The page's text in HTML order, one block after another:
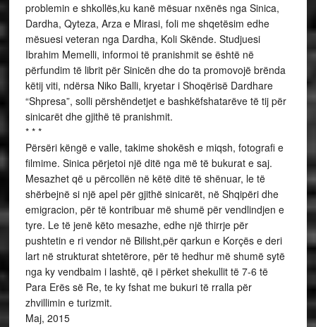
problemin e shkollës,ku kanë mësuar nxënës nga Sinica,
Dardha, Qyteza, Arza e Mirasi, foli me shqetësim edhe
mësuesi veteran nga Dardha, Koli Skënde. Studjuesi
Ibrahim Memelli, informoi të pranishmit se është në
përfundim të librit për Sinicën dhe do ta promovojë brënda
këtij viti, ndërsa Niko Balli, kryetar i Shoqërisë Dardhare
“Shpresa”, solli përshëndetjet e bashkëfshatarëve të tij për
sinicarët dhe gjithë të pranishmit.
* * *
Përsëri këngë e valle, takime shokësh e miqsh, fotografi e
filmime. Sinica përjetoi një ditë nga më të bukurat e saj.
Mesazhet që u përcollën në këtë ditë të shënuar, le të
shërbejnë si një apel për gjithë sinicarët, në Shqipëri dhe
emigracion, për të kontribuar më shumë për vendlindjen e
tyre. Le të jenë këto mesazhe, edhe një thirrje për
pushtetin e ri vendor në Bilisht,për qarkun e Korçës e deri
lart në strukturat shtetërore, për të hedhur më shumë sytë
nga ky vendbaim i lashtë, që i përket shekullit të 7-6 të
Para Erës së Re, te ky fshat me bukuri të rralla për
zhvillimin e turizmit.
Maj, 2015